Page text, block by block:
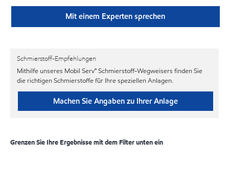
Mit einem Experten sprechen
Schmierstoff-Empfehlungen
Mithilfe unseres Mobil Serv℠ Schmierstoff-Wegweisers finden Sie
die richtigen Schmierstoffe für Ihre speziellen Anlagen.
Machen Sie Angaben zu Ihrer Anlage
Grenzen Sie Ihre Ergebnisse mit dem Filter unten ein